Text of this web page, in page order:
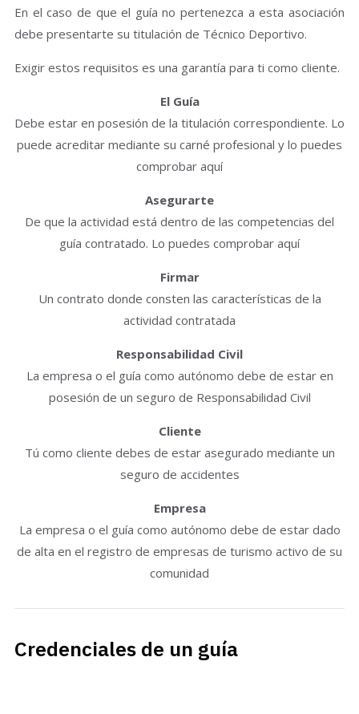
En el caso de que el guía no pertenezca a esta asociación
debe presentarte su titulación de Técnico Deportivo.
Exigir estos requisitos es una garantía para ti como cliente.
El Guía
Debe estar en posesión de la titulación correspondiente. Lo
puede acreditar mediante su carné profesional y lo puedes
comprobar aquí
Asegurarte
De que la actividad está dentro de las competencias del
guía contratado. Lo puedes comprobar aquí
Firmar
Un contrato donde consten las características de la
actividad contratada
Responsabilidad Civil
La empresa o el guía como autónomo debe de estar en
posesión de un seguro de Responsabilidad Civil
Cliente
Tú como cliente debes de estar asegurado mediante un
seguro de accidentes
Empresa
La empresa o el guía como autónomo debe de estar dado
de alta en el registro de empresas de turismo activo de su
comunidad
Credenciales de un guía